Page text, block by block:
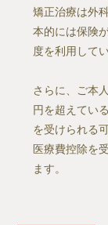
矯正治療は外
本的には保険
度を利用して
さらに、ご本
円を超えてい
を受けられる
医療費控除を
ます。